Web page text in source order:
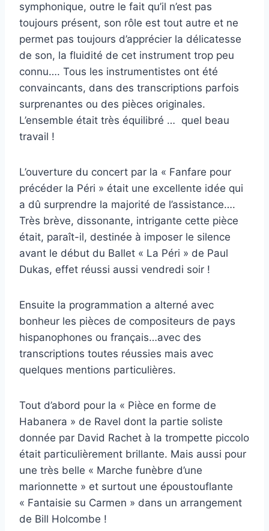
symphonique, outre le fait qu’il n’est pas
toujours présent, son rôle est tout autre et ne
permet pas toujours d’apprécier la délicatesse
de son, la fluidité de cet instrument trop peu
connu…. Tous les instrumentistes ont été
convaincants, dans des transcriptions parfois
surprenantes ou des pièces originales.
L’ensemble était très équilibré … quel beau
travail !
L’ouverture du concert par la « Fanfare pour
précéder la Péri » était une excellente idée qui
a dû surprendre la majorité de l’assistance….
Très brève, dissonante, intrigante cette pièce
était, paraît-il, destinée à imposer le silence
avant le début du Ballet « La Péri » de Paul
Dukas, effet réussi aussi vendredi soir !
Ensuite la programmation a alterné avec
bonheur les pièces de compositeurs de pays
hispanophones ou français…avec des
transcriptions toutes réussies mais avec
quelques mentions particulières.
Tout d’abord pour la « Pièce en forme de
Habanera » de Ravel dont la partie soliste
donnée par David Rachet à la trompette piccolo
était particulièrement brillante. Mais aussi pour
une très belle « Marche funèbre d’une
marionnette » et surtout une époustouflante
« Fantaisie su Carmen » dans un arrangement
de Bill Holcombe !